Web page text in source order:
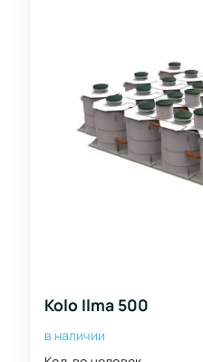
Kolo Ilma 500
в наличии